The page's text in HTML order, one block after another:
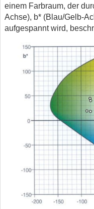
einem Farbraum, der
Achse), b* (Blau/Gelb-
aufgespannt wird,